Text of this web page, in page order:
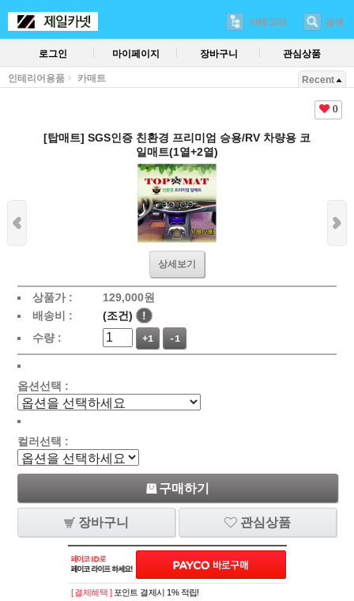
카테고리 검색
로그인 마이페이지 장바구니 관심상품
인테리어용품 카매트 Recent
0
[탑매트] SGS인증 친환경 프리미엄 승용/RV 차량용 코
일매트(1열+2열)
상세보기
상품가 : 129,000원
배송비 :
(조건)
!
수량 :
+1 -1
옵션선택 :
컬러선택 :
구매하기
장바구니 관심상품
[ 결제혜택 ] 포인트 결제시 1% 적립!